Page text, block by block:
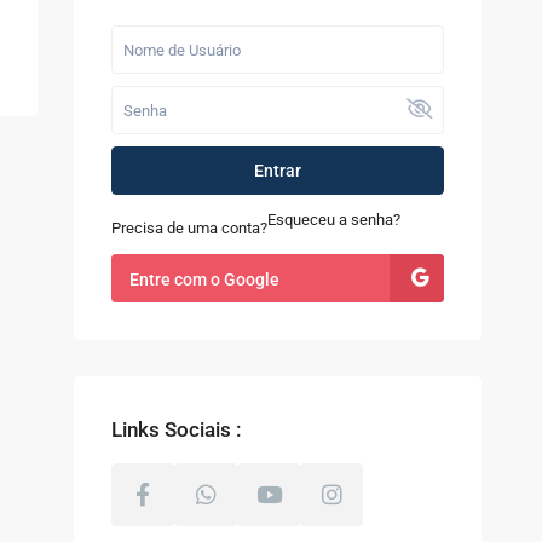
Entrar
Precisa de uma conta?Esqueceu a senha?
Entre com o Google
Links Sociais :
Fazenda com 52
Casa à Venda no
R$ 480.000
Terreno com 8.000m²
à Venda em Coti...